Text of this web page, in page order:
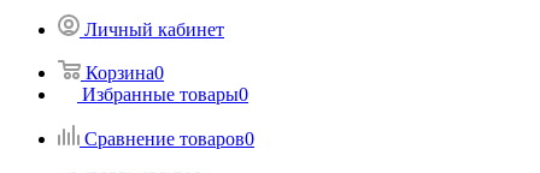
Личный кабинет
Корзина0
Избранные товары0
Сравнение товаров0